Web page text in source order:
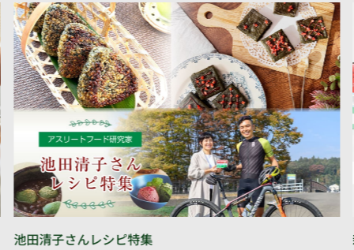
池田清子さんレシピ特集